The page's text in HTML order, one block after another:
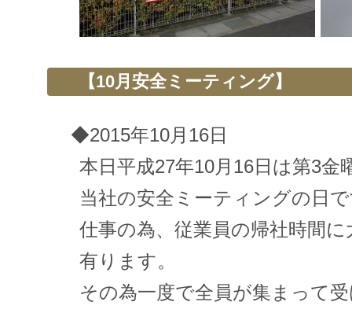
【10月安全ミーティング】
◆2015年10月16日
本日平成27年10月16日は第3金
当社の安全ミーティングの日
仕事の為、従業員の帰社時間
有ります。
その為一度で全員が集まって